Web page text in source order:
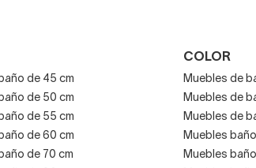
de 45 cm
de 50 cm
de 55 cm
de 60 cm
de 70 cm
COLOR
Muebles de
Muebles de
Muebles de
Muebles
Muebles